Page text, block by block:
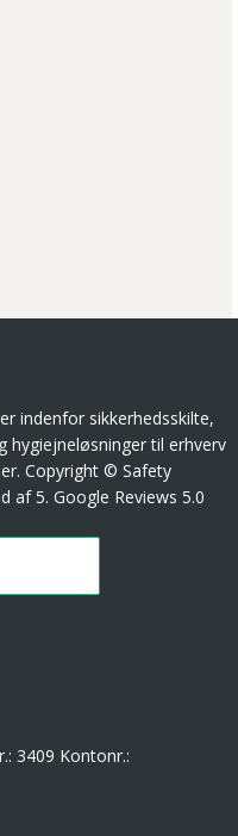
indenfor sikkerhedsskilte,
hygiejneløsninger til erhverv
Copyright © Safety
5. Google Reviews 5.0
3409 Kontonr.: